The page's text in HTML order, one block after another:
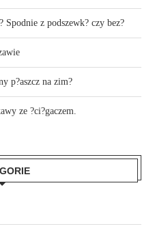
z podszewk? czy bez?
p?aszcz na zim?
ze ?ci?gaczem.